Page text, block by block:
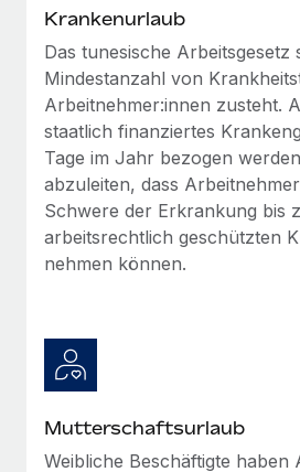
Wie Phiture 55
mit Remote verwaltet
Phiture ist der unumstrittene
Wachstumsberatung für mobile Apps.
Mehr erfahren
Krankenurlaub
Das tunesische Arbeitsgesetz
Mindestanzahl von
Arbeitnehmer:innen zusteht.
staatlich finanziertes
Tage im Jahr bezogen
abzuleiten, dass
Schwere der Erkrankung bis
arbeitsrechtlich geschützten
nehmen können.
Mutterschaftsurlaub
Weibliche Beschäftigte